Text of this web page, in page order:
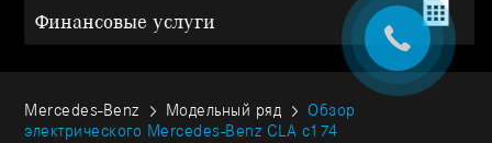
Финансовые услуги
Mercedes-Benz Модельный ряд
Обзор
электрического Mercedes-Benz CLA c174